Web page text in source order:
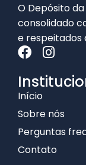
O Depósito
consolidado
e respeitados
Início
Sobre nós
Perguntas
Contato